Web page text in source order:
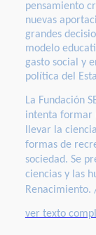
pensamiento
nuevas
grandes
modelo
gasto social y
política del
La Fundación
intenta formar
llevar la
formas de
sociedad. Se
ciencias y las
Renacimiento.
ver texto